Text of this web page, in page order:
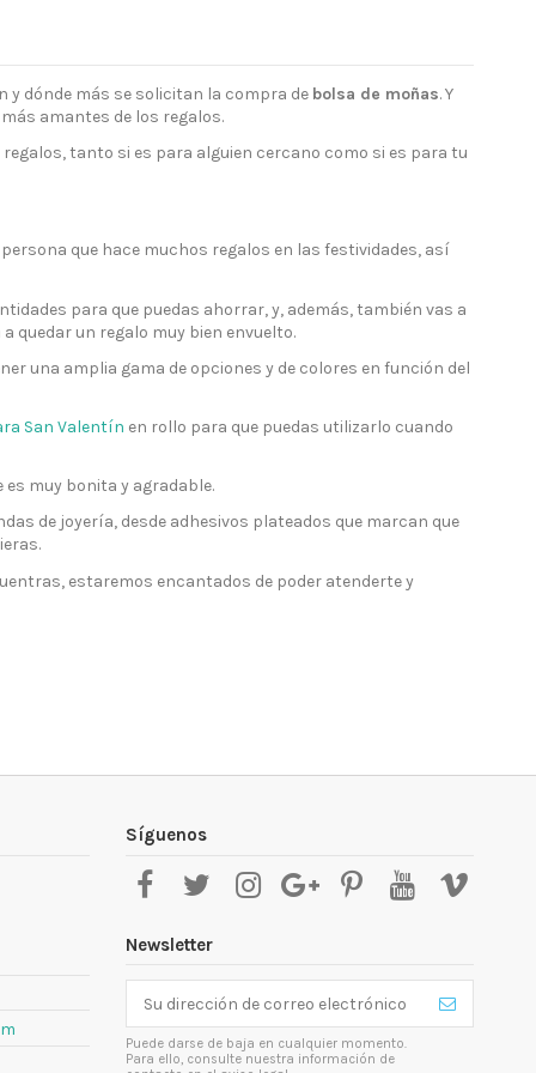
y dónde más se solicitan la compra de bolsa de moñas. Y
amantes de los regalos.
tanto si es para alguien cercano como si es para tu
que hace muchos regalos en las festividades, así
para que puedas ahorrar, y, además, también vas a
quedar un regalo muy bien envuelto.
una amplia gama de opciones y de colores en función del
San Valentín en rollo para que puedas utilizarlo cuando
muy bonita y agradable.
de joyería, desde adhesivos plateados que marcan que
estaremos encantados de poder atenderte y
Síguenos
Newsletter
Puede darse de baja en cualquier momento.
Para ello, consulte nuestra información de